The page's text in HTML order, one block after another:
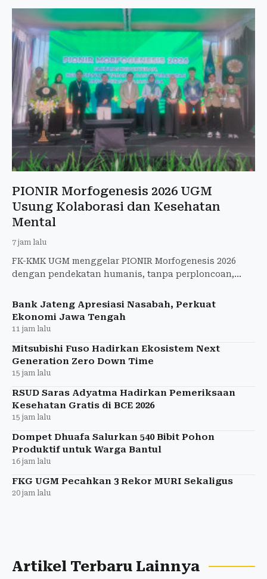
PIONIR Morfogenesis 2026 UGM
Usung Kolaborasi dan Kesehatan
Mental
7 jam lalu
FK-KMK UGM menggelar PIONIR Morfogenesis 2026
dengan pendekatan humanis, tanpa perploncoan,
Bank Jateng Apresiasi Nasabah, Perkuat
Ekonomi Jawa Tengah
11 jam lalu
Mitsubishi Fuso Hadirkan Ekosistem Next
Generation Zero Down Time
15 jam lalu
RSUD Saras Adyatma Hadirkan Pemeriksaan
Kesehatan Gratis di BCE 2026
15 jam lalu
Dompet Dhuafa Salurkan 540 Bibit Pohon
Produktif untuk Warga Bantul
16 jam lalu
FKG UGM Pecahkan 3 Rekor MURI Sekaligus
20 jam lalu
Artikel Terbaru Lainnya